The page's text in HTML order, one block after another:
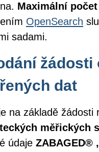
Maximální
OpenSearch
sadami.
dat
na základě žádosti
měřických
údaje ZABAGED®